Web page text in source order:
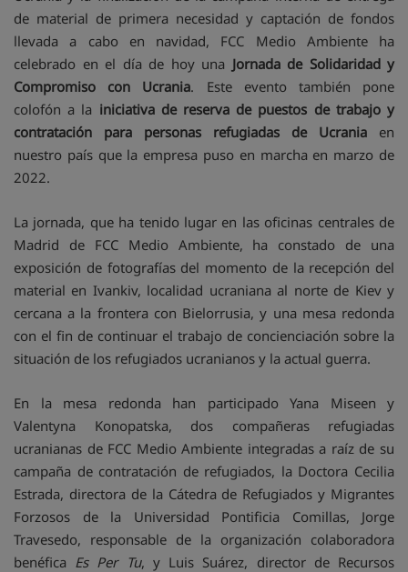
de material de primera necesidad y captación de fondos
llevada a cabo en navidad, FCC Medio Ambiente ha
celebrado en el día de hoy una Jornada de Solidaridad y
Compromiso con Ucrania. Este evento también pone
colofón a la iniciativa de reserva de puestos de trabajo y
contratación para personas refugiadas de Ucrania en
nuestro país que la empresa puso en marcha en marzo de
2022.
La jornada, que ha tenido lugar en las oficinas centrales de
Madrid de FCC Medio Ambiente, ha constado de una
exposición de fotografías del momento de la recepción del
material en Ivankiv, localidad ucraniana al norte de Kiev y
cercana a la frontera con Bielorrusia, y una mesa redonda
con el fin de continuar el trabajo de concienciación sobre la
situación de los refugiados ucranianos y la actual guerra.
En la mesa redonda han participado Yana Miseen y
Valentyna Konopatska, dos compañeras refugiadas
ucranianas de FCC Medio Ambiente integradas a raíz de su
campaña de contratación de refugiados, la Doctora Cecilia
Estrada, directora de la Cátedra de Refugiados y Migrantes
Forzosos de la Universidad Pontificia Comillas, Jorge
Travesedo, responsable de la organización colaboradora
benéfica Es Per Tu, y Luis Suárez, director de Recursos